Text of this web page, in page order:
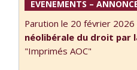
EVENEMENTS –
Parution le 20 février 2026
néolibérale du droit par
"Imprimés AOC"